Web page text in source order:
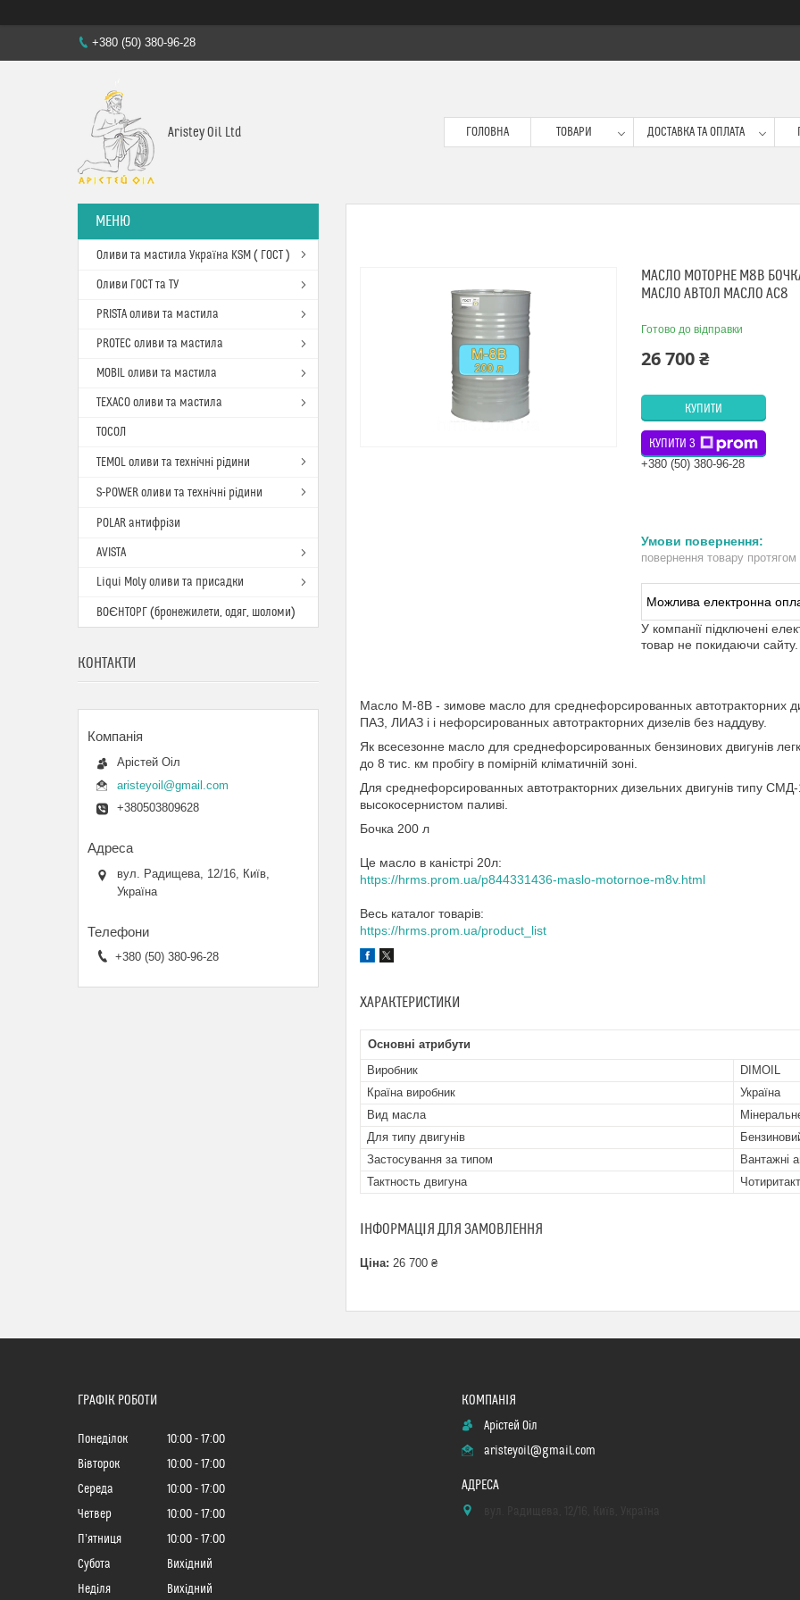
+380 (50) 380-96-28
Aristey Oil Ltd ГОЛОВНА ТОВАРИ ДОСТАВКА ТА ОПЛАТА
МАСЛО МОТОРНЕ М8В
МАСЛО АВТОЛ МАСЛО АС8
Готово до відправки
26 700 ₴
КУПИТИ
КУПИТИ З
+380 (50) 380-96-28
повернення товару протягом
У компанії підключені
товар не покидаючи сайту.
Масло М-8В - зимове масло для среднефорсированных автотракторних
ПАЗ, ЛИАЗ і і нефорсированных автотракторних дизелів без наддуву.
Як всесезонне масло для среднефорсированных бензинових двигунів
до 8 тис. км пробігу в помірній кліматичній зоні.
Для среднефорсированных автотракторних дизельних двигунів типу
высокосернистом паливі.
Бочка 200 л
Це масло в каністрі 20л:
https://hrms.prom.ua/p844331436-maslo-motornoe-m8v.html
Весь каталог товарів:
https://hrms.prom.ua/product_list
ХАРАКТЕРИСТИКИ
Основні атрибути
Виробник
DIMOIL
Країна виробник
Україна
Вид масла
Для типу двигунів
Застосування за типом
Вантажні
Тактность двигуна
ІНФОРМАЦІЯ ДЛЯ ЗАМОВЛЕННЯ
Ціна: 26 700 ₴
Оливи та мастила Україна KSM ( ГОСТ )
Оливи ГОСТ та ТУ
PRISTA оливи та мастила
PROTEC оливи та мастила
MOBIL оливи та мастила
TEXACO оливи та мастила
ТОСОЛ
TEMOL оливи та технічні рідини
S-POWER оливи та технічні рідини
POLAR антифрізи
AVISTA
Liqui Moly оливи та присадки
ВОЄНТОРГ (бронежилети, одяг, шоломи)
КОНТАКТИ
Арістей Оіл
aristeyoil@gmail.com
+380503809628
вул. Радищева, 12/16, Київ,
Україна
+380 (50) 380-96-28
ГРАФІК РОБОТИ
Понеділок 10:00
17:00
Вівторок
10:00
17:00
Середа
10:00
17:00
Четвер
10:00
17:00
Пʼятниця
10:00
17:00
Субота
Вихідний
Неділя
Вихідний
Арістей Оіл
aristeyoil@gmail.com